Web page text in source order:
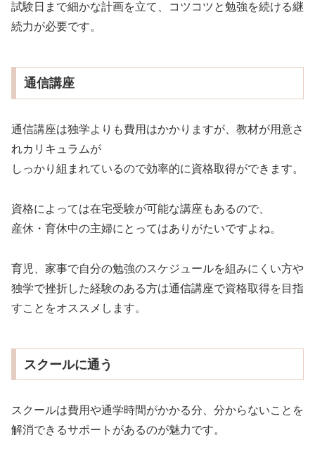
試験日まで細かな計画を立て、コツコツと勉強を続ける継
続力が必要です。
通信講座
通信講座は独学よりも費用はかかりますが、教材が用意さ
れカリキュラムが
しっかり組まれているので効率的に資格取得ができます。
資格によっては在宅受験が可能な講座もあるので、
産休・育休中の主婦にとってはありがたいですよね。
育児、家事で自分の勉強のスケジュールを組みにくい方や
独学で挫折した経験のある方は通信講座で資格取得を目指
すことをオススメします。
スクールに通う
スクールは費用や通学時間がかかる分、分からないことを
解消できるサポートがあるのが魅力です。